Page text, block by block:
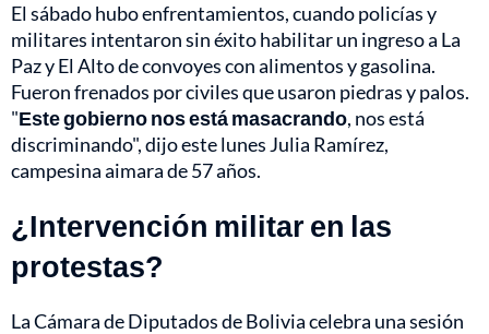
El sábado hubo enfrentamientos, cuando policías y
militares intentaron sin éxito habilitar un ingreso a La
Paz y El Alto de convoyes con alimentos y gasolina.
Fueron frenados por civiles que usaron piedras y palos.
"Este gobierno nos está masacrando, nos está
discriminando", dijo este lunes Julia Ramírez,
campesina aimara de 57 años.
¿Intervención militar en las
protestas?
La Cámara de Diputados de Bolivia celebra una sesión